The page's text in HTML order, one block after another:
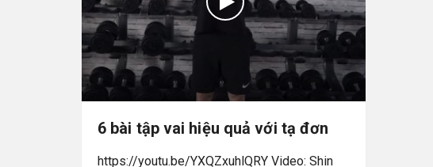
6 bài tập vai hiệu quả với tạ đơn
https://youtu.be/YXQZxuhlQRY Video: Shin